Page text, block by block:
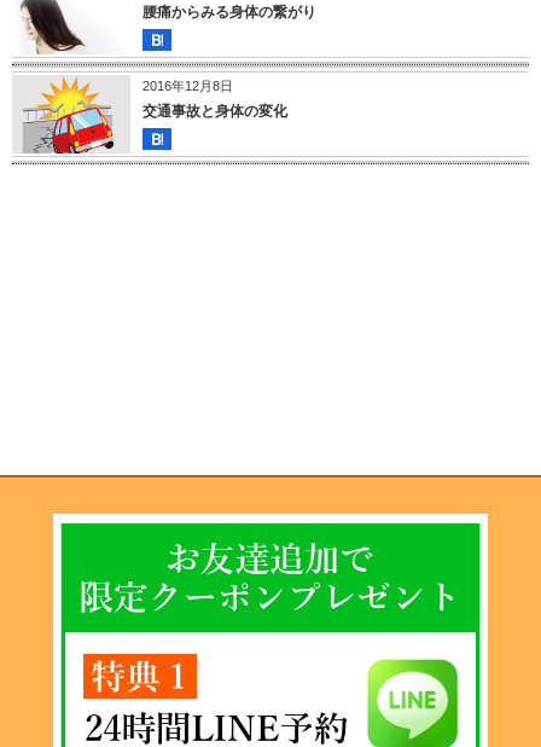
腰痛からみる身体の繋がり
2016年12月8日
交通事故と身体の変化